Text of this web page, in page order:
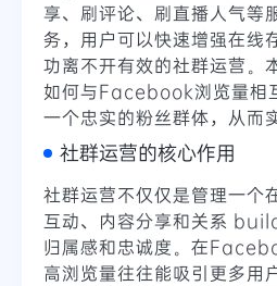
享、刷评论、刷直播人气等
务，用户可以快速增强在线
功离不开有效的社群运营。
如何与Facebook浏览量相
一个忠实的粉丝群体，从而
社群运营的核心作用
社群运营不仅仅是管理一个
互动、内容分享和关系
归属感和忠诚度。在
高浏览量往往能吸引更多用